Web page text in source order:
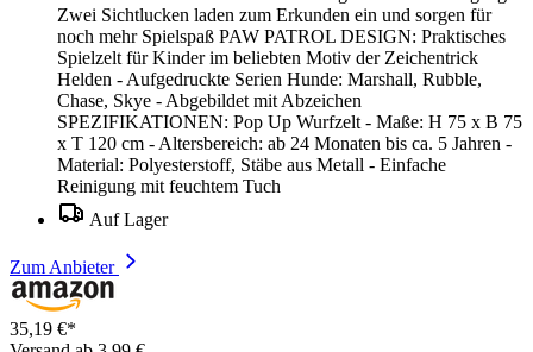
Zwei Sichtlucken laden zum Erkunden ein und sorgen für
noch mehr Spielspaß PAW PATROL DESIGN: Praktisches
Spielzelt für Kinder im beliebten Motiv der Zeichentrick
Helden - Aufgedruckte Serien Hunde: Marshall, Rubble,
Chase, Skye - Abgebildet mit Abzeichen
SPEZIFIKATIONEN: Pop Up Wurfzelt - Maße: H 75 x B 75
x T 120 cm - Altersbereich: ab 24 Monaten bis ca. 5 Jahren -
Material: Polyesterstoff, Stäbe aus Metall - Einfache
Reinigung mit feuchtem Tuch
Auf Lager
Zum Anbieter
35,19 €*